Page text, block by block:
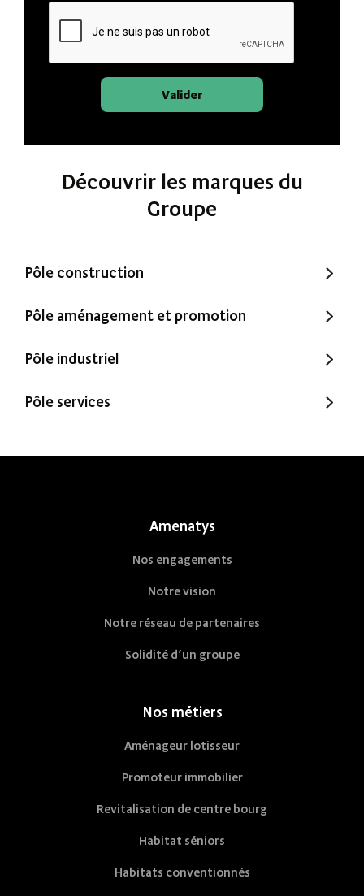
Valider
Découvrir les marques du
Groupe
Pôle construction
Trecobat
Extenbois
Mureno
Pôle aménagement et promotion
Amenatys
Office Santé – Marque partenaire
Pôle industriel
Murébois
Pôle services
Amenatys
Nos engagements
Notre vision
Notre réseau de partenaires
Solidité d’un groupe
Nos métiers
Aménageur lotisseur
Promoteur immobilier
Revitalisation de centre bourg
Habitat séniors
Habitats conventionnés